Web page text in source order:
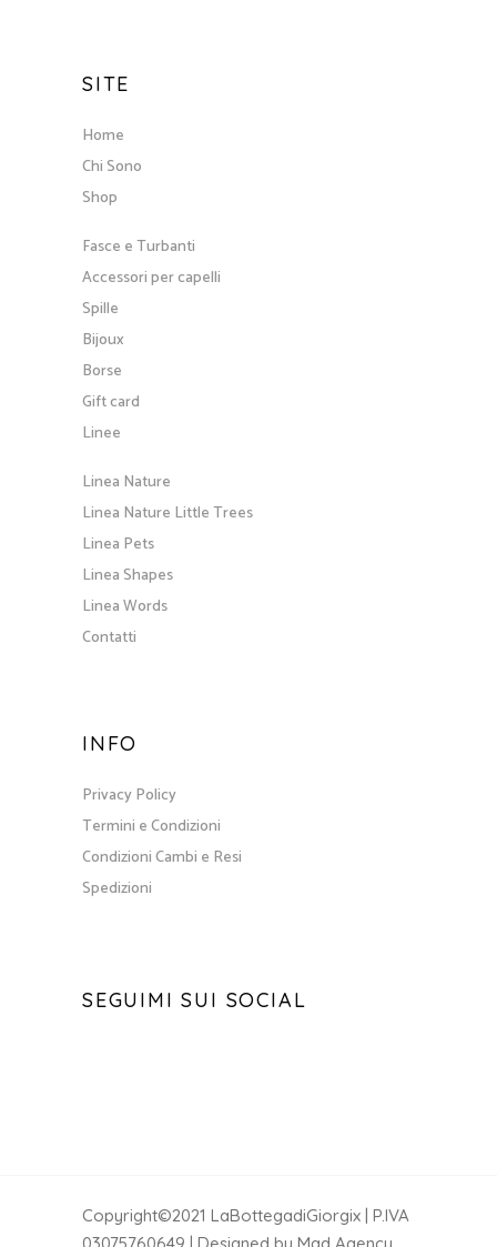
SITE
Home
Chi Sono
Shop
Fasce e Turbanti
Accessori per capelli
Spille
Bijoux
Borse
Gift card
Linee
Linea Nature
Linea Nature Little Trees
Linea Pets
Linea Shapes
Linea Words
Contatti
INFO
Privacy Policy
Termini e Condizioni
Condizioni Cambi e Resi
Spedizioni
SEGUIMI SUI SOCIAL
Copyright©2021 LaBottegadiGiorgix | P.IVA